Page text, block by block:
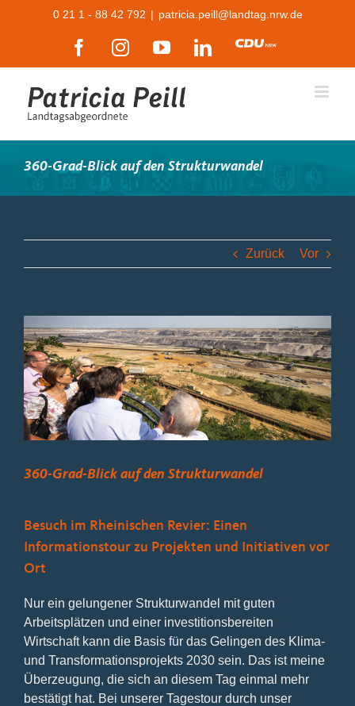
0 21 1 - 88 42 792 | patricia.peill@landtag.nrw.de
FacebookInstagramYouTubeLinkedIn
CDU
360-Grad-Blick auf den Strukturwandel
Zurück Vor
grösseres
Bild
360-Grad-Blick auf den Strukturwandel
Besuch im Rheinischen Revier: Einen
Informationstour zu Projekten und Initiativen vor
Ort
Nur ein gelungener Strukturwandel mit guten
Arbeitsplätzen und einer investitionsbereiten
Wirtschaft kann die Basis für das Gelingen des Klima-
und Transformationsprojekts 2030 sein. Das ist meine
Überzeugung, die sich an diesem Tag einmal mehr
bestätigt hat. Bei unserer Tagestour durch unser